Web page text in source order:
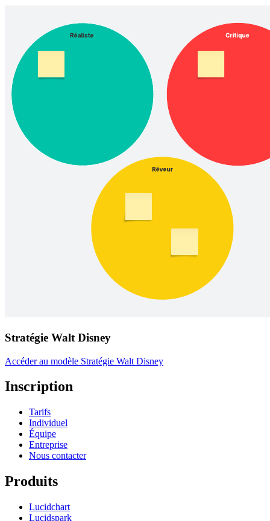
Stratégie Walt Disney
Accéder au modèle Stratégie Walt Disney
Inscription
Tarifs
Individuel
Équipe
Entreprise
Nous contacter
Produits
Lucidchart
Lucidspark